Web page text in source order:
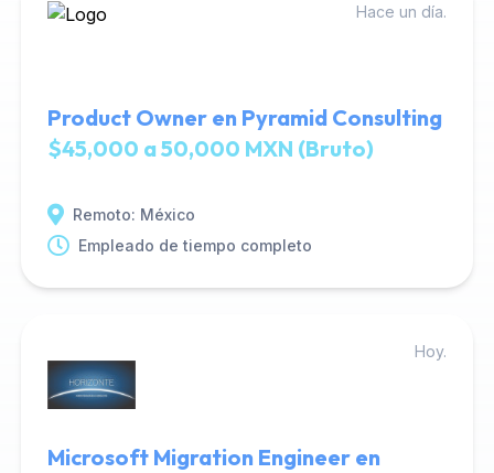
Hace un día.
Product Owner en Pyramid Consulting
$45,000 a 50,000 MXN (Bruto)
Remoto: México
Empleado de tiempo completo
Hoy.
Microsoft Migration Engineer en